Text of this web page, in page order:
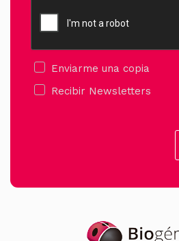
Enviarme una copia
Recibir Newsletters